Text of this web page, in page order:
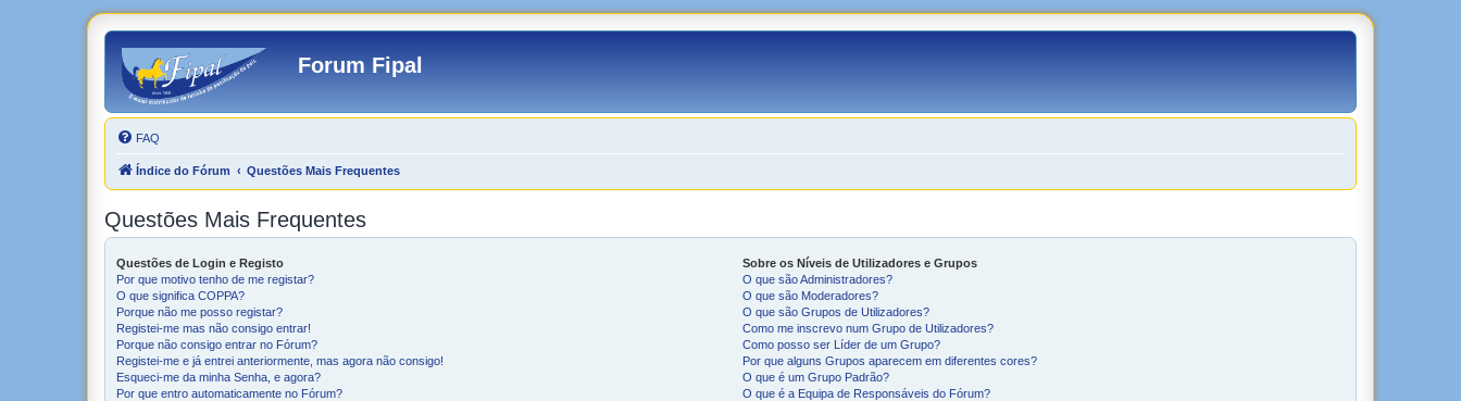
Forum Fipal
FAQ
Índice do Fórum Questões Mais Frequentes
Questões Mais Frequentes
Questões de Login e Registo
Por que motivo tenho de me registar?
O que significa COPPA?
Porque não me posso registar?
Registei-me mas não consigo entrar!
Porque não consigo entrar no Fórum?
Registei-me e já entrei anteriormente, mas agora não consigo!
Esqueci-me da minha Senha, e agora?
Por que entro automaticamente no Fórum?
Sobre os Níveis de Utilizadores e Grupos
O que são Administradores?
O que são Moderadores?
O que são Grupos de Utilizadores?
Como me inscrevo num Grupo de Utilizadores?
Como posso ser Líder de um Grupo?
Por que alguns Grupos aparecem em diferentes cores?
O que é um Grupo Padrão?
O que é a Equipa de Responsáveis do Fórum?